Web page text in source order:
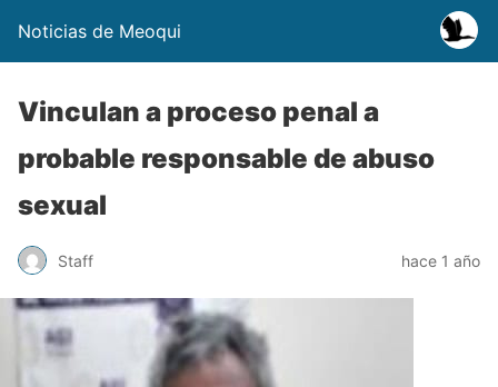
Noticias de Meoqui
Vinculan a proceso penal a
probable responsable de abuso
sexual
Staff hace 1 año